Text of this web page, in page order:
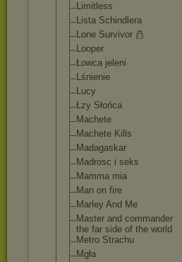
Limitless
Lista Schindlera
Lone Survivor
Looper
Łowca jeleni
Lśnienie
Lucy
Łzy Słońca
Machete
Machete Kills
Madagaskar
Madrosc i seks
Mamma mia
Man on fire
Marley And Me
Master and commander
the far side of the world
Metro Strachu
Mgła